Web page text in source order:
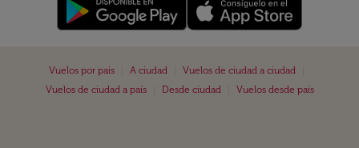
Vuelos por país A ciudad Vuelos de ciudad a ciudad
Vuelos de ciudad a país
Desde ciudad Vuelos desde país